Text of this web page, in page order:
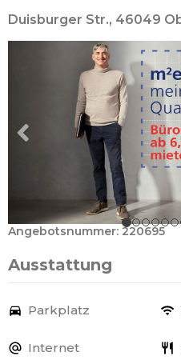
Duisburger Str., 46049
Angebotsnummer: 220695
Ausstattung
Parkplatz
Internet